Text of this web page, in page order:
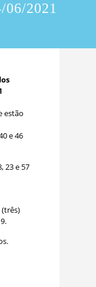
06/2021
estão
e 46
23 e 57